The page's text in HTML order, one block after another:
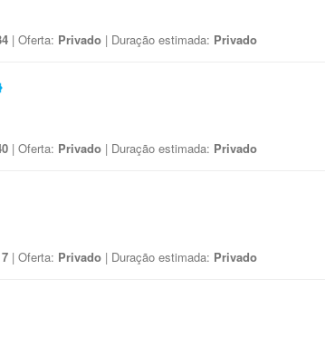
| Oferta: Privado | Duração estimada: Privado
| Oferta: Privado | Duração estimada: Privado
| Oferta: Privado | Duração estimada: Privado